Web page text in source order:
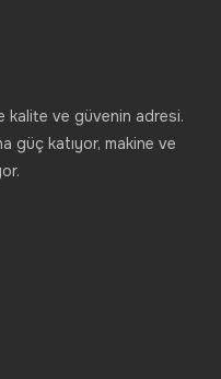
kalite ve güvenin adresi.
güç katıyor, makine ve